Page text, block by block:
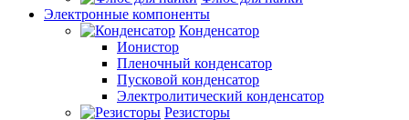
Электронные компоненты
Конденсатор
Ионистор
Пленочный конденсатор
Пусковой конденсатор
Электролитический конденсатор
Резисторы